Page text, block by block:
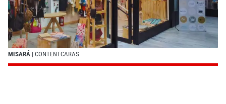
MISARÁ | CONTENTCARAS